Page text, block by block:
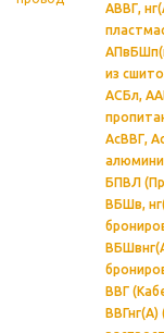
АВВГ,
из
АСБл,
АсВВГ,
БПВЛ
ВБШв,
ВВГ
ВВГнг(А)